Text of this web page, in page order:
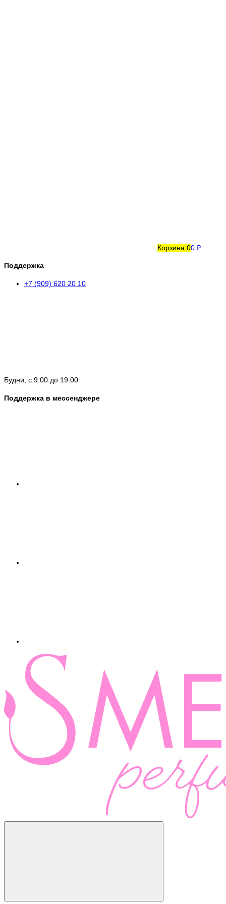
Корзина 00 ₽
Поддержка
+7 (909) 620 20 10
Будни, с 9.00 до 19.00
Поддержка в мессенджере